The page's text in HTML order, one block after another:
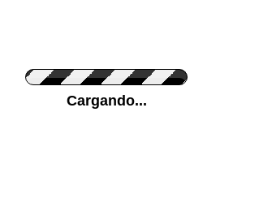
Cargando...
Pon tu foto de